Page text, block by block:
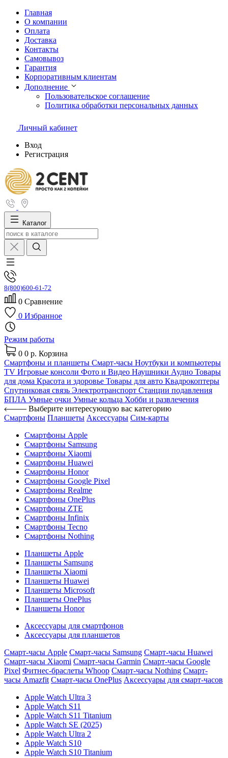
Главная
О компании
Оплата
Доставка
Контакты
Самовывоз
Гарантия
Корпоративным клиентам
Дополнение
Пользовательское соглашение
Политика обработки персональных данных
Личный кабинет
Вход
Регистрация
Каталог
8(800)600-61-72
0 Сравнение
0 Избранное
Режим работы
0 0 р. Корзина
Смартфоны и планшеты Смарт-часы Ноутбуки и компьютеры
TV Игровые консоли Фото и Видео Наушники Аудио Товары
для дома Красота и здоровье Товары для авто Квадрокоптеры
Спутниковая связь Электротранспорт Станции подавления
БПЛА Умные очки Умные кольца Хобби и развлечения
Выберите интересующую вас категорию
Смартфоны Планшеты Аксессуары Сим-карты
Смартфоны Apple
Смартфоны Samsung
Смартфоны Xiaomi
Смартфоны Huawei
Смартфоны Honor
Смартфоны Google Pixel
Смартфоны Realme
Смартфоны OnePlus
Смартфоны ZTE
Смартфоны Infinix
Смартфоны Tecno
Смартфоны Nothing
Планшеты Apple
Планшеты Samsung
Планшеты Xiaomi
Планшеты Huawei
Планшеты Microsoft
Планшеты OnePlus
Планшеты Honor
Аксессуары для смартфонов
Аксессуары для планшетов
Смарт-часы Apple Смарт-часы Samsung Смарт-часы Huawei
Смарт-часы Xiaomi Смарт-часы Garmin Смарт-часы Google
Pixel Фитнес-браслеты Whoop Смарт-часы Nothing Смарт-
часы Amazfit Смарт-часы OnePlus Аксессуары для смарт-часов
Apple Watch Ultra 3
Apple Watch S11
Apple Watch S11 Titanium
Apple Watch SE (2025)
Apple Watch Ultra 2
Apple Watch S10
Apple Watch S10 Titanium